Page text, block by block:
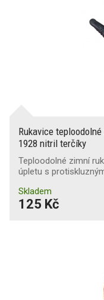
Rukavice
1928 nitril terčíky
Teploodolné zimní
úpletu s
Skladem
125 Kč